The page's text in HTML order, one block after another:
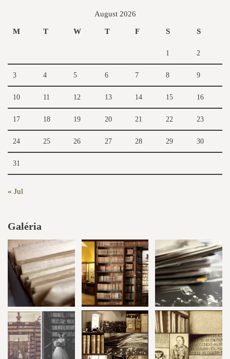
August 2026
M T W T F S S
1 2
3 4 5 6 7 8 9
10 11 12 13 14 15 16
17 18 19 20 21 22 23
24 25 26 27 28 29 30
31
« Jul
Galéria